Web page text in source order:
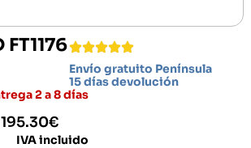
FT1176
Envío gratuito Península
15 días devolución
2 a 8 días
195.30€
IVA incluido